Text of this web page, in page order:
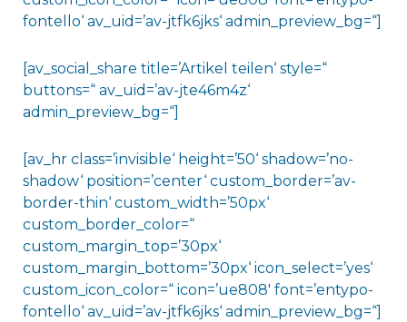
fontello‘ av_uid=’av-jtfk6jks‘ admin_preview_bg=“]
[av_social_share title=’Artikel teilen‘ style=“
buttons=“ av_uid=’av-jte46m4z‘
admin_preview_bg=“]
[av_hr class=’invisible‘ height=’50‘ shadow=’no-
shadow‘ position=’center‘ custom_border=’av-
border-thin‘ custom_width=’50px‘
custom_border_color=“
custom_margin_top=’30px‘
custom_margin_bottom=’30px‘ icon_select=’yes‘
custom_icon_color=“ icon=’ue808′ font=’entypo-
fontello‘ av_uid=’av-jtfk6jks‘ admin_preview_bg=“]